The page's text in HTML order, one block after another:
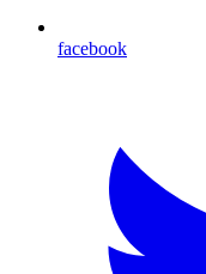
facebook